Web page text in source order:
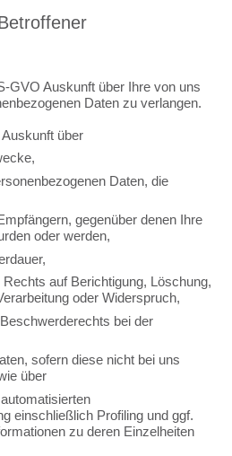
GVO Auskunft über Ihre von uns
Daten zu verlangen.
über
Daten, die
gegenüber denen Ihre
oder werden,
auf Berichtigung, Löschung,
oder Widerspruch,
bei der
sofern diese nicht bei uns
über
einschließlich Profiling und ggf.
zu deren Einzelheiten